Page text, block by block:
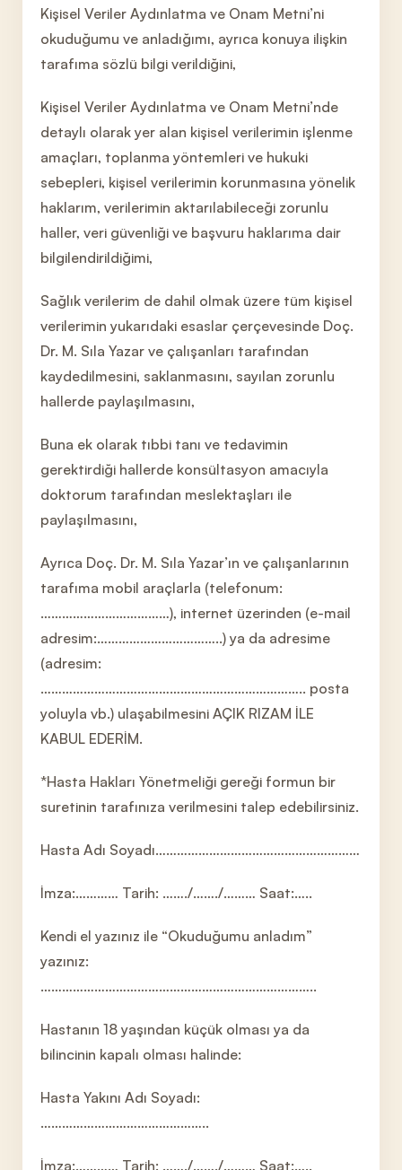
Kişisel Veriler Aydınlatma ve Onam Metni’ni
okuduğumu ve anladığımı, ayrıca konuya ilişkin
tarafıma sözlü bilgi verildiğini,
Kişisel Veriler Aydınlatma ve Onam Metni’nde
detaylı olarak yer alan kişisel verilerimin işlenme
amaçları, toplanma yöntemleri ve hukuki
sebepleri, kişisel verilerimin korunmasına yönelik
haklarım, verilerimin aktarılabileceği zorunlu
haller, veri güvenliği ve başvuru haklarıma dair
bilgilendirildiğimi,
Sağlık verilerim de dahil olmak üzere tüm kişisel
verilerimin yukarıdaki esaslar çerçevesinde Doç.
Dr. M. Sıla Yazar ve çalışanları tarafından
kaydedilmesini, saklanmasını, sayılan zorunlu
hallerde paylaşılmasını,
Buna ek olarak tıbbi tanı ve tedavimin
gerektirdiği hallerde konsültasyon amacıyla
doktorum tarafından meslektaşları ile
paylaşılmasını,
Ayrıca Doç. Dr. M. Sıla Yazar’ın ve çalışanlarının
tarafıma mobil araçlarla (telefonum:
………………………………), internet üzerinden (e-mail
adresim:……………………………..) ya da adresime
(adresim:
……………………………………………………………….. posta
yoluyla vb.) ulaşabilmesini AÇIK RIZAM İLE
KABUL EDERİM.
*Hasta Hakları Yönetmeliği gereği formun bir
suretinin tarafınıza verilmesini talep edebilirsiniz.
Hasta Adı Soyadı…………………………………………………
İmza:………… Tarih: ……./……./……… Saat:…..
Kendi el yazınız ile “Okuduğumu anladım”
yazınız:
…………………………………………………………………..
Hastanın 18 yaşından küçük olması ya da
bilincinin kapalı olması halinde:
Hasta Yakını Adı Soyadı:
………………………………………..
İmza:………… Tarih: ……./……./……… Saat:…..